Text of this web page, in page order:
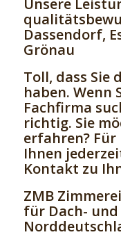
Unsere
Dassendorf,
Grönau
Toll, dass Sie
haben. Wenn
Fachfirma
richtig. Sie
erfahren?
Ihnen
Kontakt zu
ZMB
für Dach-